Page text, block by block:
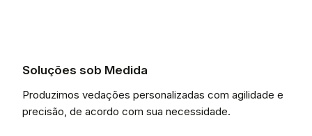
Soluções sob Medida
Produzimos vedações personalizadas com agilidade e
precisão, de acordo com sua necessidade.